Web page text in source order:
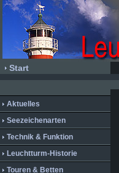
Start
Aktuelles
Seezeichenarten
Technik & Funktion
Leuchtturm-Historie
Touren & Betten